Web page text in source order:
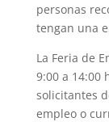
personas
tengan una
La Feria de
9:00 a 14:00
solicitantes
empleo o